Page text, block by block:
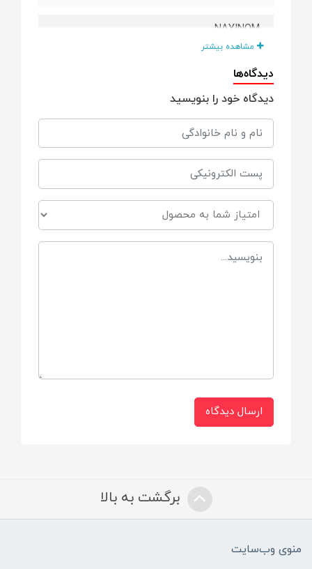
NAYINOM
سایزبندی
زیر یکسال
رنگبندی
شیری
طرح
دارد
مشاهده بیشتر
دیدگاه‌ها
دیدگاه خود را بنویسید
ارسال دیدگاه
برگشت به بالا
منوی وب‌سایت